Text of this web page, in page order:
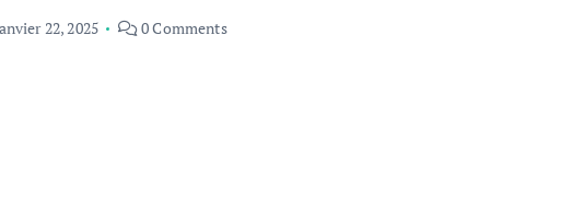
22, 2025 0 Comments